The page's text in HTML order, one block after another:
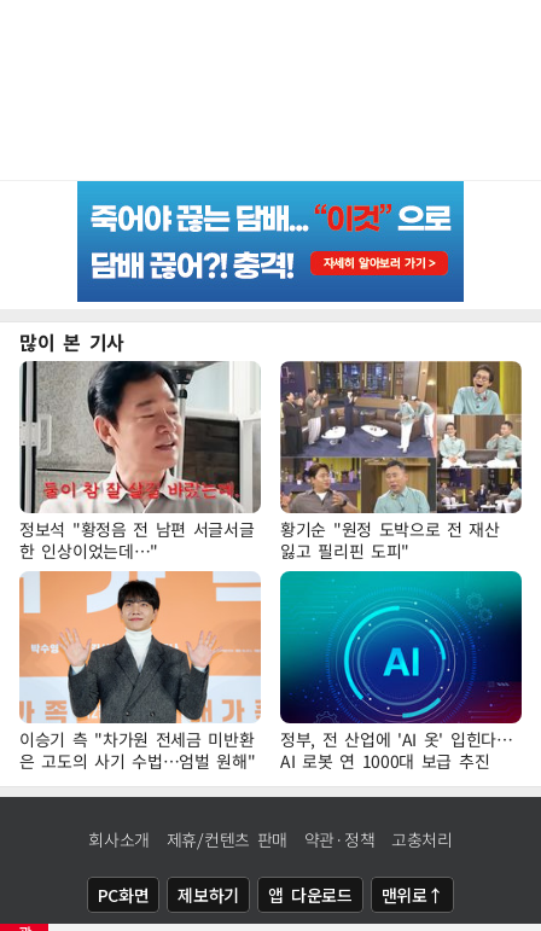
많이 본 기사
정보석 "황정음 전 남편 서글서글
한 인상이었는데…"
황기순 "원정 도박으로 전 재산
잃고 필리핀 도피"
이승기 측 "차가원 전세금 미반환
은 고도의 사기 수법…엄벌 원해"
정부, 전 산업에 'AI 옷' 입힌다…
AI 로봇 연 1000대 보급 추진
회사소개 제휴/컨텐츠 판매 약관·정책 고충처리
PC화면 제보하기 앱 다운로드 맨위로↑